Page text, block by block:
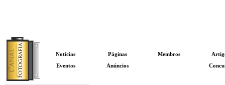
Notícias Páginas Membros
Eventos Anúncios